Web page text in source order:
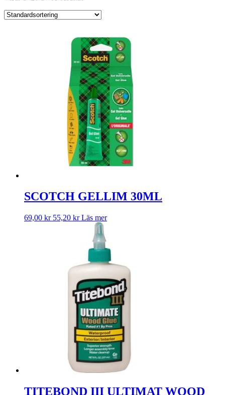
SCOTCH GELLIM 30ML
69,00 kr 55,20 kr Läs mer
TITEBOND III ULTIMAT WOOD